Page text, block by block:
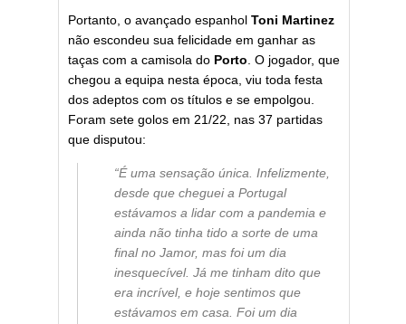
Portanto, o avançado espanhol Toni Martinez
não escondeu sua felicidade em ganhar as
taças com a camisola do Porto . O jogador, que
chegou a equipa nesta época, viu toda festa
dos adeptos com os títulos e se empolgou.
Foram sete golos em 21/22, nas 37 partidas
que disputou:
“É uma sensação única. Infelizmente,
desde que cheguei a Portugal
estávamos a lidar com a pandemia e
ainda não tinha tido a sorte de uma
final no Jamor, mas foi um dia
inesquecível. Já me tinham dito que
era incrível, e hoje sentimos que
estávamos em casa. Foi um dia